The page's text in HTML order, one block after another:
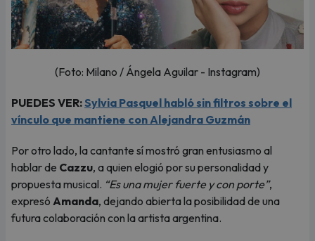
(Foto: Milano / Ángela Aguilar - Instagram)
PUEDES VER:Sylvia Pasquel habló sin filtros sobre el
vínculo que mantiene con Alejandra Guzmán
Por otro lado, la cantante sí mostró gran entusiasmo al
hablar de Cazzu, a quien elogió por su personalidad y
propuesta musical. “Es una mujer fuerte y con porte”,
expresó Amanda, dejando abierta la posibilidad de una
futura colaboración con la artista argentina.